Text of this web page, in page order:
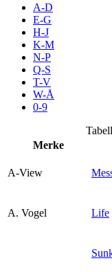
Merker
Inspirasjon
Søk
Åpningstider
Praktisk
A-D
E-G
H-J
K-M
N-P
Q-S
T-V
W-Å
0-9
Merke
A-View
A. Vogel Life